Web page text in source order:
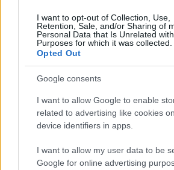
I want to opt-out of Collection, Use,
Retention, Sale, and/or Sharing of
Personal Data that Is Unrelated
Purposes for which it was collected.
Opted Out
Google consents
I want to allow Google to enable
related to advertising like cookies
device identifiers in apps.
I want to allow my user data to be
Google for online advertising
Molnár Áron a siker kulcsát
felkészültségébenlátta. A nyolc
időszak kemény kihívást jelentett
elhódította a Sztárbox férfi
2025-ben ő lesz a 13 év után
születik
egyik zsűritagja, ahol
a nézők Áront ilyen szerepben.